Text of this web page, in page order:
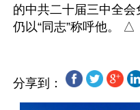
的中共二十届三中全
分享到：